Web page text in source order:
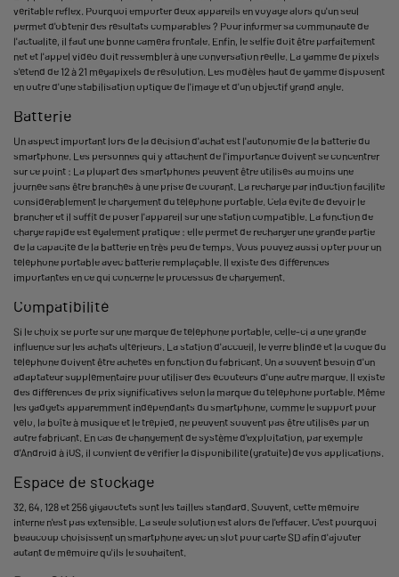
véritable reflex. Pourquoi emporter deux appareils en voyage alors qu'un seul
permet d'obtenir des résultats comparables ? Pour informer sa communauté de
l'actualité, il faut une bonne caméra frontale. Enfin, le selfie doit être parfaitement
net et l'appel vidéo doit ressembler à une conversation réelle. La gamme de pixels
s'étend de 12 à 21 mégapixels de résolution. Les modèles haut de gamme disposent
en outre d'une stabilisation optique de l'image et d'un objectif grand angle.
Batterie
Un aspect important lors de la décision d'achat est l'autonomie de la batterie du
smartphone. Les personnes qui y attachent de l'importance doivent se concentrer
sur ce point : La plupart des smartphones peuvent être utilisés au moins une
journée sans être branchés à une prise de courant. La recharge par induction facilite
considérablement le chargement du téléphone portable. Cela évite de devoir le
brancher et il suffit de poser l'appareil sur une station compatible. La fonction de
charge rapide est également pratique : elle permet de recharger une grande partie
de la capacité de la batterie en très peu de temps. Vous pouvez aussi opter pour un
téléphone portable avec batterie remplaçable. Il existe des différences
importantes en ce qui concerne le processus de chargement.
Compatibilité
Si le choix se porte sur une marque de téléphone portable, celle-ci a une grande
influence sur les achats ultérieurs. La station d'accueil, le verre blindé et la coque du
téléphone doivent être achetés en fonction du fabricant. On a souvent besoin d'un
adaptateur supplémentaire pour utiliser des écouteurs d'une autre marque. Il existe
des différences de prix significatives selon la marque du téléphone portable. Même
les gadgets apparemment indépendants du smartphone, comme le support pour
vélo, la boîte à musique et le trépied, ne peuvent souvent pas être utilisés par un
autre fabricant. En cas de changement de système d'exploitation, par exemple
d'Android à iOS, il convient de vérifier la disponibilité (gratuite) de vos applications.
Espace de stockage
32, 64, 128 et 256 gigaoctets sont les tailles standard. Souvent, cette mémoire
interne n'est pas extensible. La seule solution est alors de l'effacer. C'est pourquoi
beaucoup choisissent un smartphone avec un slot pour carte SD afin d'ajouter
autant de mémoire qu'ils le souhaitent.